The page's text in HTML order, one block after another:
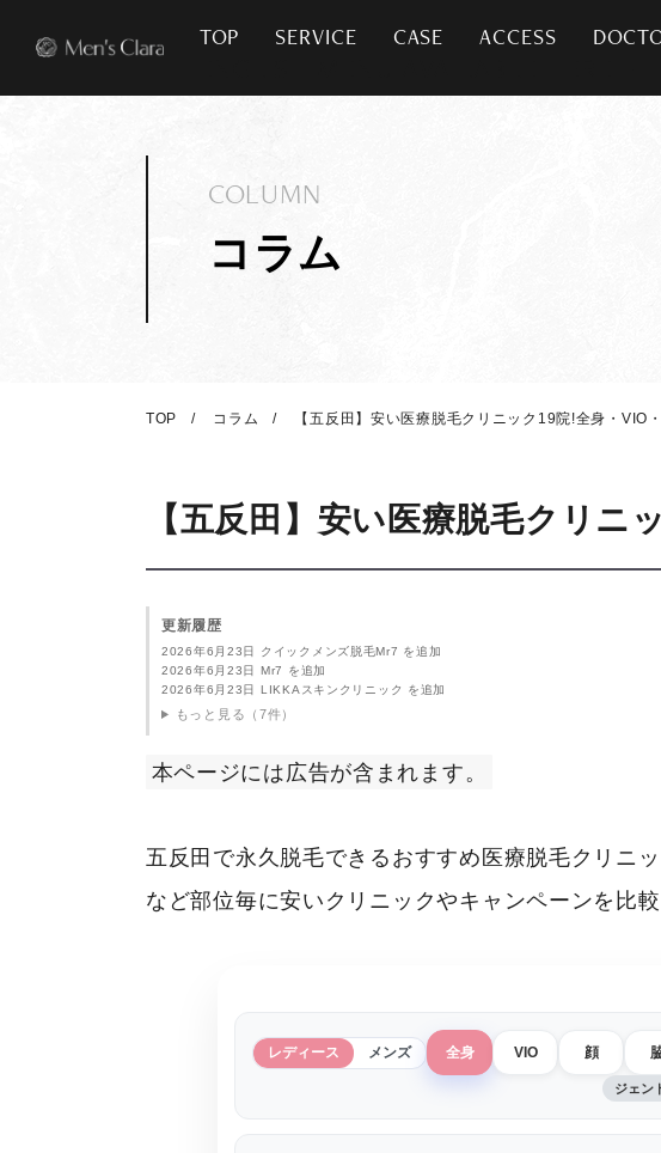
TOP SERVICE CASE ACCESS
コラム
COLUMN
TOP コラム 【五反田】安い医療脱毛クリニック19院!全身・VIO
【五反田】安い医療脱毛クリ
更新履歴
2026年6月23日 クイックメンズ脱毛Mr7 を追加
2026年6月23日 Mr7 を追加
2026年6月23日 LIKKAスキンクリニック を追加
もっと見る（7件）
本ページには広告が含まれます。
五反田で永久脱毛できるおすすめ医療脱毛クリニ
など部位毎に安いクリニックやキャンペーンを比較
レディース メンズ 全身 VIO 顔
ジェン